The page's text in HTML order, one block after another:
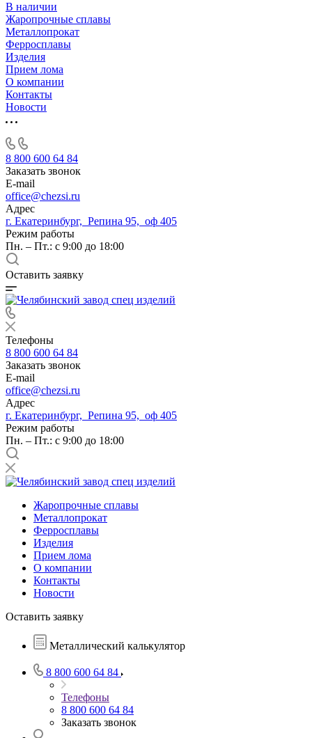
В наличии
Жаропрочные сплавы
Металлопрокат
Ферросплавы
Изделия
Прием лома
О компании
Контакты
Новости
8 800 600 64 84
Заказать звонок
E-mail
office@chezsi.ru
Адрес
г. Екатеринбург, Репина 95, оф 405
Режим работы
Пн. – Пт.: с 9:00 до 18:00
Оставить заявку
Телефоны
8 800 600 64 84
Заказать звонок
E-mail
office@chezsi.ru
Адрес
г. Екатеринбург, Репина 95, оф 405
Режим работы
Пн. – Пт.: с 9:00 до 18:00
Жаропрочные сплавы
Металлопрокат
Ферросплавы
Изделия
Прием лома
О компании
Контакты
Новости
Оставить заявку
Металлический калькулятор
8 800 600 64 84
Телефоны
8 800 600 64 84
Заказать звонок